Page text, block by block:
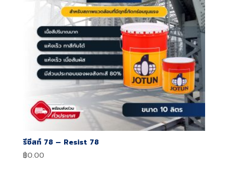
รีซีสท์ 78 – Resist 78
฿0.00